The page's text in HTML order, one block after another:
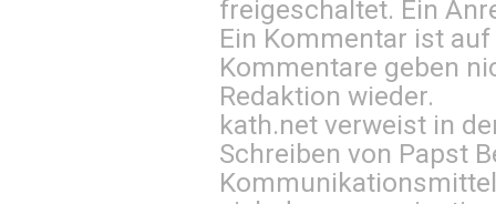
freigeschaltet. Ein
Ein Kommentar ist
Kommentare geben
Redaktion wieder.
kath.net verweist in
Schreiben von Papst